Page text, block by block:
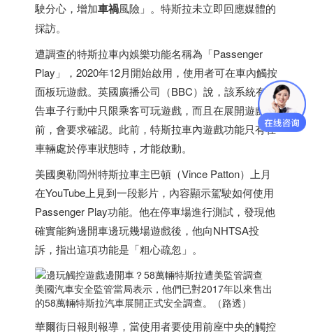
駛分心，增加車禍風險」。特斯拉未立即回應媒體的
採訪。
遭調查的特斯拉車內娛樂功能名稱為「Passenger
Play」，2020年12月開始啟用，使用者可在車內觸按
面板玩遊戲。英國廣播公司（BBC）說，該系統有警
告車子行動中只限乘客可玩遊戲，而且在展開遊戲之
前，會要求確認。此前，特斯拉車內遊戲功能只有在
車輛處於停車狀態時，才能啟動。
美國奧勒岡州特斯拉車主巴頓（Vince Patton）上月
在YouTube上見到一段影片，內容顯示駕駛如何使用
Passenger Play功能。他在停車場進行測試，發現他
確實能夠邊開車邊玩幾場遊戲後，他向NHTSA投
訴，指出這項功能是「粗心疏忽」。
美國汽車安全監管當局表示，他們已對2017年以來售出
的58萬輛特斯拉汽車展開正式安全調查。（路透）
華爾街日報則報導，當使用者要使用前座中央的觸控